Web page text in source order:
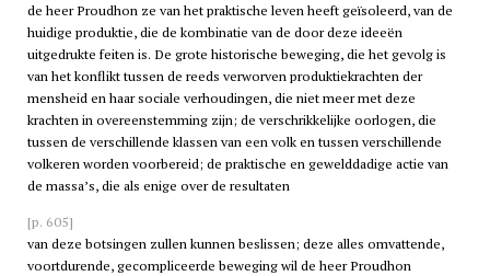
de heer Proudhon ze van het praktische leven heeft geïsoleerd, van de
huidige produktie, die de kombinatie van de door deze ideeën
uitgedrukte feiten is. De grote historische beweging, die het gevolg is
van het konflikt tussen de reeds verworven produktiekrachten der
mensheid en haar sociale verhoudingen, die niet meer met deze
krachten in overeenstemming zijn; de verschrikkelijke oorlogen, die
tussen de verschillende klassen van een volk en tussen verschillende
volkeren worden voorbereid; de praktische en gewelddadige actie van
de massa’s, die als enige over de resultaten
[p. 605]
van deze botsingen zullen kunnen beslissen; deze alles omvattende,
voortdurende, gecompliceerde beweging wil de heer Proudhon